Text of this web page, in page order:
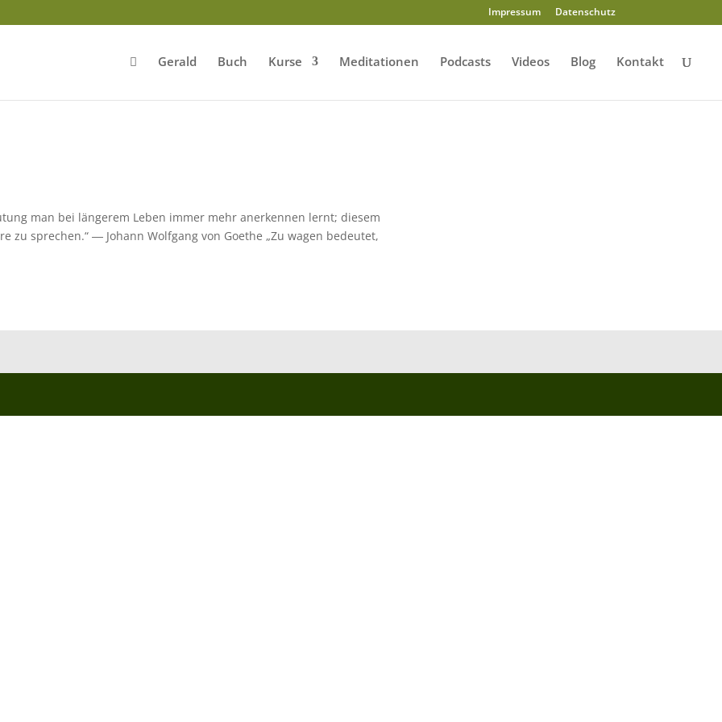
Impressum Datenschutz
Gerald Buch Kurse Meditationen Podcasts Videos Blog Kontakt
man bei längerem Leben immer mehr anerkennen lernt; diesem
zu sprechen.“ ― Johann Wolfgang von Goethe „Zu wagen bedeutet,